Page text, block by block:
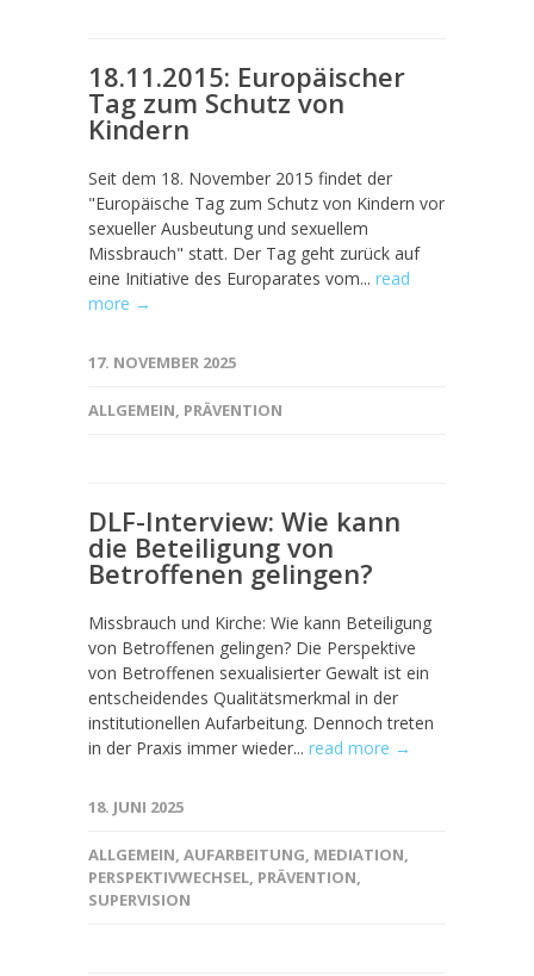
18.11.2015: Europäischer
Tag zum Schutz von
Kindern
Seit dem 18. November 2015 findet der
"Europäische Tag zum Schutz von Kindern vor
sexueller Ausbeutung und sexuellem
Missbrauch" statt. Der Tag geht zurück auf
eine Initiative des Europarates vom... read
more →
17. NOVEMBER 2025
ALLGEMEIN, PRÄVENTION
DLF-Interview: Wie kann
die Beteiligung von
Betroffenen gelingen?
Missbrauch und Kirche: Wie kann Beteiligung
von Betroffenen gelingen? Die Perspektive
von Betroffenen sexualisierter Gewalt ist ein
entscheidendes Qualitätsmerkmal in der
institutionellen Aufarbeitung. Dennoch treten
in der Praxis immer wieder... read more →
18. JUNI 2025
ALLGEMEIN, AUFARBEITUNG, MEDIATION,
PERSPEKTIVWECHSEL, PRÄVENTION,
SUPERVISION